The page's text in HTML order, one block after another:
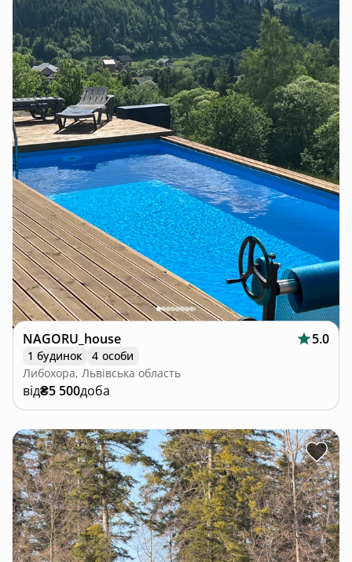
NAGORU_house 5.0
1 будинок
4 особи
Либохора, Львівська область
від₴5 500доба